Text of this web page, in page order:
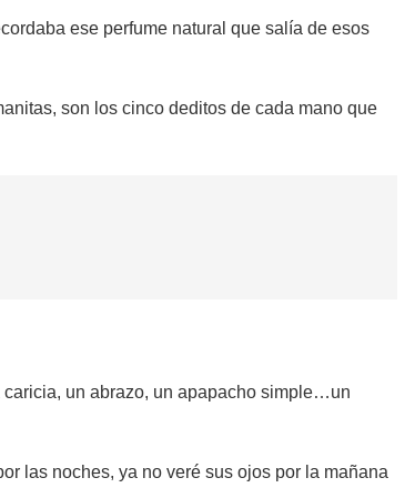
ese perfume natural que salía de esos
son los cinco deditos de cada mano que
un abrazo, un apapacho simple…un
las noches, ya no veré sus ojos por la mañana